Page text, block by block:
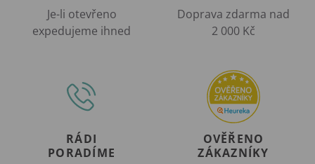
Je-li otevřeno
expedujeme ihned
Doprava zdarma nad
2 000 Kč
RÁDI
PORADÍME
OVĚŘENO
ZÁKAZNÍKY